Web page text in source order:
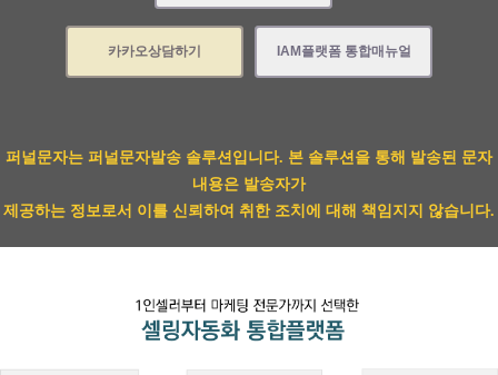
카카오상담하기 IAM플랫폼 통합매뉴얼
퍼널문자는 퍼널문자발송 솔루션입니다. 본 솔루션을 통해 발송된 문자
내용은 발송자가
제공하는 정보로서 이를 신뢰하여 취한 조치에 대해 책임지지 않습니다.